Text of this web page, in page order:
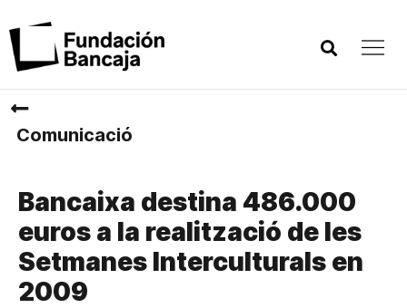
Comunicació
Bancaixa destina 486.000
euros a la realització de les
Setmanes Interculturals en
2009